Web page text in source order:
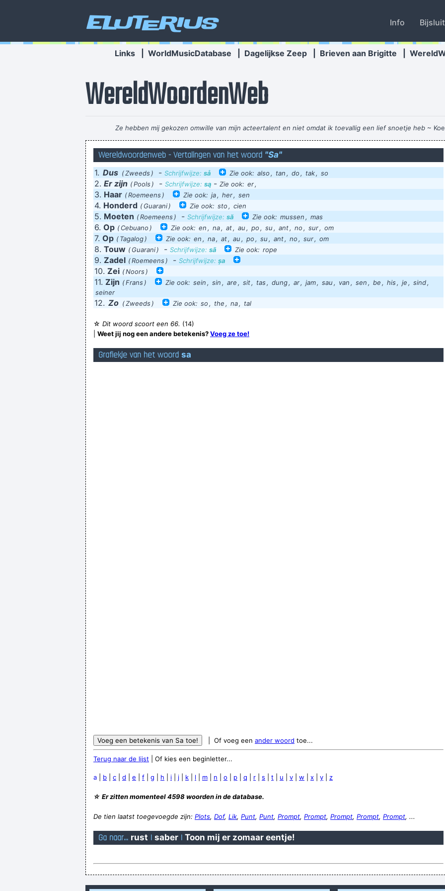
Eluterius Info
Links WorldMusicDatabase Dagelijkse Zeep Brieven aan Brigitte
WereldWoordenWeb
Ze hebben mij gekozen omwille van mijn acteertalent en niet omdat ik toevallig een lief snoetje heb ~
Trainer va mij
Vast en zeker, die leugenachtige media blijven maar doorgaan, er zijn mensen die geloven dat het
overige
Dennis, Nell, Edna, Leon, Nedra, Anita, Rolf, Nora, Alice, Carol, Leo, Jane, Reed, Dena, Dale, Basil, Rae,
Ben, Ray, Lila, Nina, Jo, Ira, Mara, Sara, Mario, Jan, Ina, Lily, Arne, Bette, Dan, Reba, Diane, Lynn, Ed, Eva,
Joel, Lora, Cecil,
Sommige mensen kunnen niet zo goed tegen de drank en
Geert luip ma
Respect
Je vais emmener une bouteille
The bible says: "You
*tik* *tik* *tik* *tik* *tik* *tik* *tik* *tik* *tik* - Koeeeeeeeeeeennn....
De grootste fout die je in het leven kunt
Heej Alex je
Wereldwoordenweb - Vertalingen van het woord "Sa"
1. Dus (Zweeds ) - Schrijfwijze: så Zie ook: also , tan , do , tak, so
2. Er zijn (Pools) - Schrijfwijze: są - Zie ook: er,
3. Haar (Roemeens ) Zie ook: ja, her, sen
4. Honderd (Guarani) Zie ook: sto , cien
5. Moeten (Roemeens ) - Schrijfwijze: să Zie ook: mussen , mas
6. Op (Cebuano ) Zie ook: en , na, at, au , po , su , ant, no , sur, om
7. Op (Tagalog) Zie ook: en , na, at, au , po , su , ant, no , sur, om
8. Touw (Guarani) - Schrijfwijze: sã Zie ook: rope
9. Zadel (Roemeens ) - Schrijfwijze: șa
10. Zei (Noors)
11. Zijn (Frans ) Zie ook: sein , sin , are , sit, tas , dung, ar, jam, sau , van , sen , be , his , je , sind,
seiner
12. Zo (Zweeds) Zie ook: so , the , na, tal
☆ Dit woord scoort een 66. (14)
Weet jij nog een andere betekenis?Voeg ze toe!
Grafiekje van het woord sa
| Of voeg een ander woord toe...
Terug naar de lijst | Of kies een beginletter...
a b c d e f g h i j k l m n o p q r s t u v w x y z
☆ Er zitten momenteel 4598 woorden in de database.
De tien laatst toegevoegde zijn: Plots, Dof, Lik, Punt, Punt, Prompt, Prompt, Prompt, Prompt, Prompt, ...
Ga naar... rust | saber | Toon mij er zomaar eentje!